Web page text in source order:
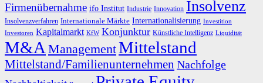
Firmenübernahme ifo Institut Industrie Innovation Insolvenz
Insolvenzverfahren Internationale Märkte Internationalisierung Investition
Investoren Kapitalmarkt KfW Konjunktur Künstliche Intelligenz Liquidität
M&A ManagementMittelstand
Mittelstand/Familienunternehmen Nachfolge